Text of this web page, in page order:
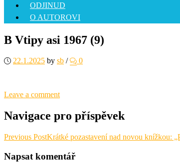
ODJINUD
O AUTOROVI
B Vtipy asi 1967 (9)
22.1.2025 by sb / 0
Leave a comment
Navigace pro příspěvek
Previous PostKrátké pozastavení nad novou knížkou:
Napsat komentář